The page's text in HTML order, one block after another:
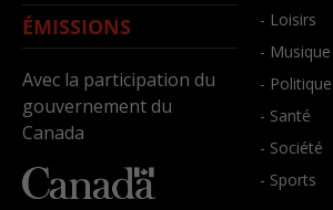
ÉMISSIONS
Avec la participation du
gouvernement du
Canada
- Loisirs
- Musique
- Politique
- Santé
- Société
- Sports